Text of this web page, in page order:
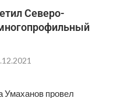
Северо-
провел